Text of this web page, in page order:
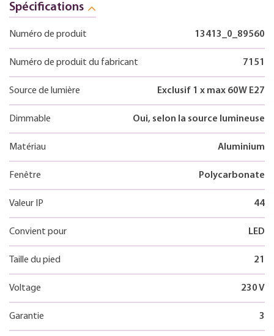
Spécifications
Numéro de produit 13413_0_89560
Numéro de produit du fabricant 7151
Source de lumière Exclusif 1 x max 60W E27
Dimmable Oui, selon la source lumineuse
Matériau Aluminium
Fenêtre Polycarbonate
Valeur IP 44
Convient pour LED
Taille du pied 21
Voltage 230 V
Garantie 3